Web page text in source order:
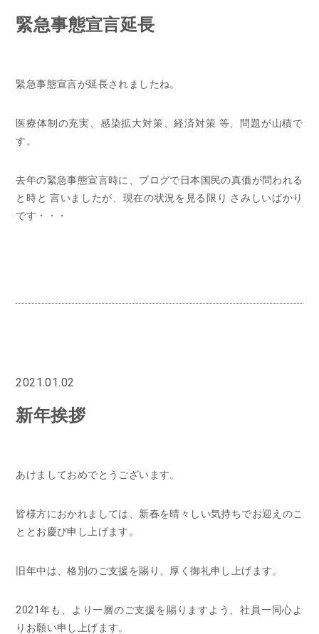
緊急事態宣言延長
緊急事態宣言が延長されましたね。
医療体制の充実、感染拡大対策、経済対策 等、問題が山積で
す。
去年の緊急事態宣言時に、ブログで日本国民の真価が問われる
と時と 言いましたが、現在の状況を見る限り さみしいばかり
です・・・
2021.01.02
新年挨拶
あけましておめでとうございます。
皆様方におかれましては、新春を晴々しい気持ちでお迎えのこ
ととお慶び申し上げます。
旧年中は、格別のご支援を賜り、厚く御礼申し上げます。
2021年も、より一層のご支援を賜りますよう、社員一同心よ
りお願い申し上げます。